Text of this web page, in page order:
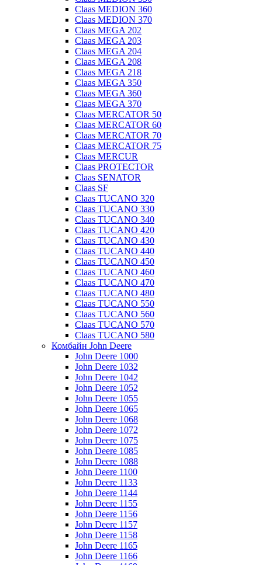
Claas MEDION 360
Claas MEDION 370
Claas MEGA 202
Claas MEGA 203
Claas MEGA 204
Claas MEGA 208
Claas MEGA 218
Claas MEGA 350
Claas MEGA 360
Claas MEGA 370
Claas MERCATOR 50
Claas MERCATOR 60
Claas MERCATOR 70
Claas MERCATOR 75
Claas MERCUR
Claas PROTECTOR
Claas SENATOR
Claas SF
Claas TUCANO 320
Claas TUCANO 330
Claas TUCANO 340
Claas TUCANO 420
Claas TUCANO 430
Claas TUCANO 440
Claas TUCANO 450
Claas TUCANO 460
Claas TUCANO 470
Claas TUCANO 480
Claas TUCANO 550
Claas TUCANO 560
Claas TUCANO 570
Claas TUCANO 580
Комбайн John Deere
John Deere 1000
John Deere 1032
John Deere 1042
John Deere 1052
John Deere 1055
John Deere 1065
John Deere 1068
John Deere 1072
John Deere 1075
John Deere 1085
John Deere 1088
John Deere 1100
John Deere 1133
John Deere 1144
John Deere 1155
John Deere 1156
John Deere 1157
John Deere 1158
John Deere 1165
John Deere 1166